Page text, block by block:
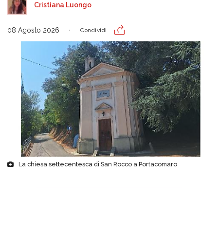
Cristiana Luongo
08 Agosto 2026 Condividi
La chiesa settecentesca di San Rocco a Portacomaro